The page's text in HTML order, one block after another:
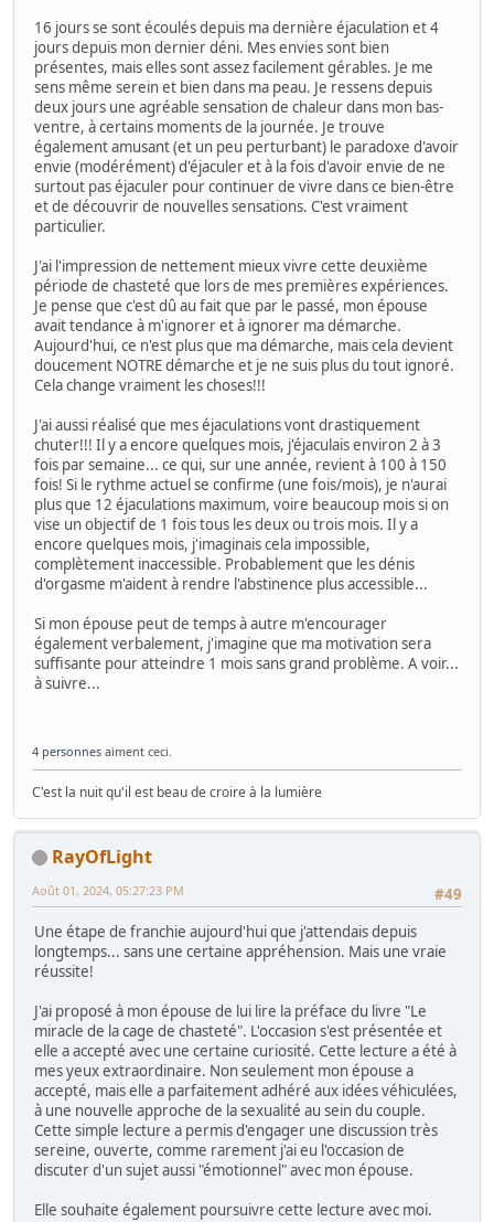
16 jours se sont écoulés depuis ma dernière éjaculation et 4
jours depuis mon dernier déni. Mes envies sont bien
présentes, mais elles sont assez facilement gérables. Je me
sens même serein et bien dans ma peau. Je ressens depuis
deux jours une agréable sensation de chaleur dans mon bas-
ventre, à certains moments de la journée. Je trouve
également amusant (et un peu perturbant) le paradoxe d'avoir
envie (modérément) d'éjaculer et à la fois d'avoir envie de ne
surtout pas éjaculer pour continuer de vivre dans ce bien-être
et de découvrir de nouvelles sensations. C'est vraiment
particulier.
J'ai l'impression de nettement mieux vivre cette deuxième
période de chasteté que lors de mes premières expériences.
Je pense que c'est dû au fait que par le passé, mon épouse
avait tendance à m'ignorer et à ignorer ma démarche.
Aujourd'hui, ce n'est plus que ma démarche, mais cela devient
doucement NOTRE démarche et je ne suis plus du tout ignoré.
Cela change vraiment les choses!!!
J'ai aussi réalisé que mes éjaculations vont drastiquement
chuter!!! Il y a encore quelques mois, j'éjaculais environ 2 à 3
fois par semaine... ce qui, sur une année, revient à 100 à 150
fois! Si le rythme actuel se confirme (une fois/mois), je n'aurai
plus que 12 éjaculations maximum, voire beaucoup mois si on
vise un objectif de 1 fois tous les deux ou trois mois. Il y a
encore quelques mois, j'imaginais cela impossible,
complètement inaccessible. Probablement que les dénis
d'orgasme m'aident à rendre l'abstinence plus accessible...
Si mon épouse peut de temps à autre m'encourager
également verbalement, j'imagine que ma motivation sera
suffisante pour atteindre 1 mois sans grand problème. A voir...
à suivre...
4 personnes aiment ceci.
C'est la nuit qu'il est beau de croire à la lumière
RayOfLight
#49
Août 01, 2024, 05:27:23 PM
Une étape de franchie aujourd'hui que j'attendais depuis
longtemps... sans une certaine appréhension. Mais une vraie
réussite!
J'ai proposé à mon épouse de lui lire la préface du livre "Le
miracle de la cage de chasteté". L'occasion s'est présentée et
elle a accepté avec une certaine curiosité. Cette lecture a été à
mes yeux extraordinaire. Non seulement mon épouse a
accepté, mais elle a parfaitement adhéré aux idées véhiculées,
à une nouvelle approche de la sexualité au sein du couple.
Cette simple lecture a permis d'engager une discussion très
sereine, ouverte, comme rarement j'ai eu l'occasion de
discuter d'un sujet aussi "émotionnel" avec mon épouse.
Elle souhaite également poursuivre cette lecture avec moi.